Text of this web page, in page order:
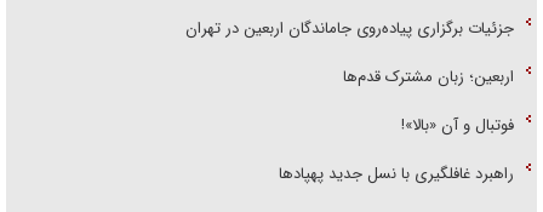
جزئیات برگزاری پیاده‌روی جاماندگان اربعین در تهران
اربعین؛ زبان مشترک قدم‌ها
فوتبال و آن «بالا»!
راهبرد غافلگیری با نسل جدید پهپاد‌ها